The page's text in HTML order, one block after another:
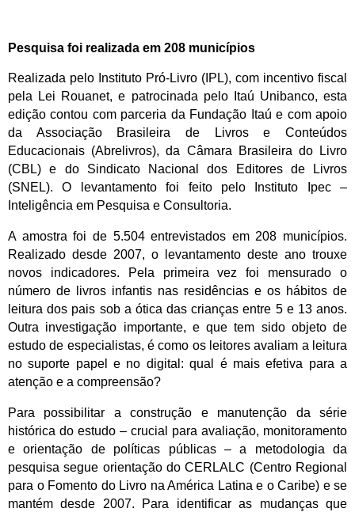
Pesquisa foi realizada em 208 municípios
Realizada pelo Instituto Pró-Livro (IPL), com incentivo fiscal
pela Lei Rouanet, e patrocinada pelo Itaú Unibanco, esta
edição contou com parceria da Fundação Itaú e com apoio
da Associação Brasileira de Livros e Conteúdos
Educacionais (Abrelivros), da Câmara Brasileira do Livro
(CBL) e do Sindicato Nacional dos Editores de Livros
(SNEL). O levantamento foi feito pelo Instituto Ipec –
Inteligência em Pesquisa e Consultoria.
A amostra foi de 5.504 entrevistados em 208 municípios.
Realizado desde 2007, o levantamento deste ano trouxe
novos indicadores. Pela primeira vez foi mensurado o
número de livros infantis nas residências e os hábitos de
leitura dos pais sob a ótica das crianças entre 5 e 13 anos.
Outra investigação importante, e que tem sido objeto de
estudo de especialistas, é como os leitores avaliam a leitura
no suporte papel e no digital: qual é mais efetiva para a
atenção e a compreensão?
Para possibilitar a construção e manutenção da série
histórica do estudo – crucial para avaliação, monitoramento
e orientação de políticas públicas – a metodologia da
pesquisa segue orientação do CERLALC (Centro Regional
para o Fomento do Livro na América Latina e o Caribe) e se
mantém desde 2007. Para identificar as mudanças que